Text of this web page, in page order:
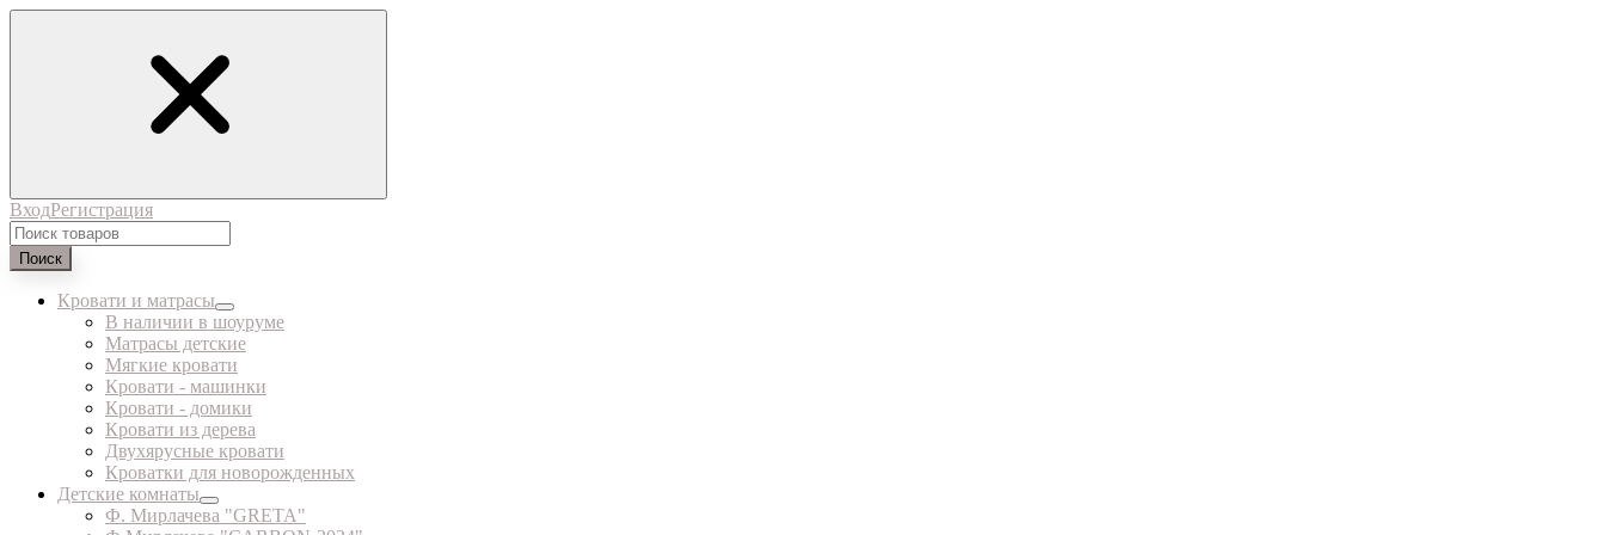
ВходРегистрация
Поиск
Кровати и матрасы
В наличии в шоуруме
Матрасы детские
Мягкие кровати
Кровати - машинки
Кровати - домики
Кровати из дерева
Двухярусные кровати
Кроватки для новорожденных
Детские комнаты
Ф. Мирлачева "GRETA"